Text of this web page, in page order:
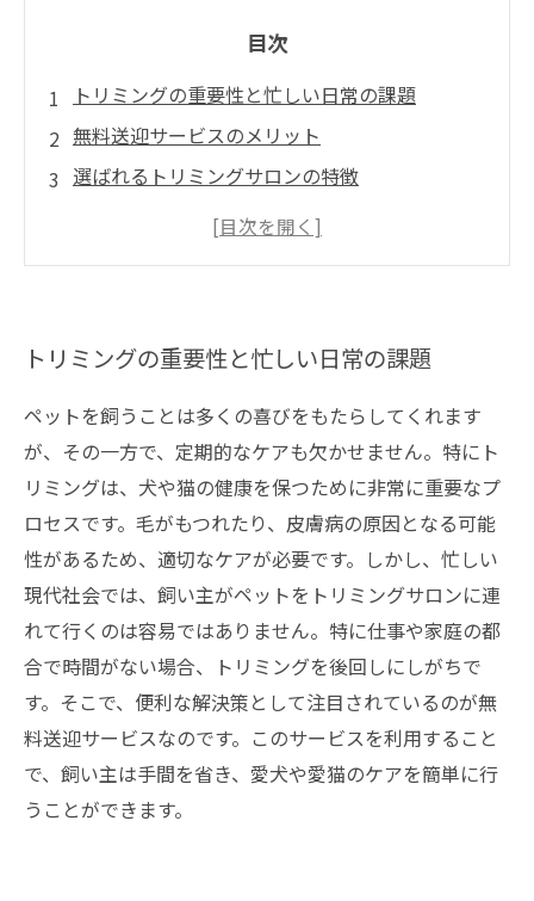
目次
トリミングの重要性と忙しい日常の課題
無料送迎サービスのメリット
選ばれるトリミングサロンの特徴
無料送迎サービスで愛犬・愛猫との生活を豊か
トリミングの重要性と忙しい日常の課題
ペットを飼うことは多くの喜びをもたらしてくれます
が、その一方で、定期的なケアも欠かせません。特にト
リミングは、犬や猫の健康を保つために非常に重要なプ
ロセスです。毛がもつれたり、皮膚病の原因となる可能
性があるため、適切なケアが必要です。しかし、忙しい
現代社会では、飼い主がペットをトリミングサロンに連
れて行くのは容易ではありません。特に仕事や家庭の都
合で時間がない場合、トリミングを後回しにしがちで
す。そこで、便利な解決策として注目されているのが無
料送迎サービスなのです。このサービスを利用すること
で、飼い主は手間を省き、愛犬や愛猫のケアを簡単に行
うことができます。